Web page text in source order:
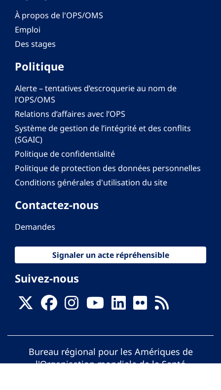
À propos de l'OPS/OMS
Emploi
Des stages
Politique
Alerte – tentatives d’escroquerie au nom de
l’OPS/OMS
Relations d’affaires avec l’OPS
Système de gestion de l’intégrité et des conflits
(SGAIC)
Politique de confidentialité
Politique de protection des données personnelles
Conditions générales d'utilisation du site
Contactez-nous
Demandes
Signaler un acte répréhensible
Suivez-nous
Bureau régional pour les Amériques de
l'Organisation mondiale de la Santé